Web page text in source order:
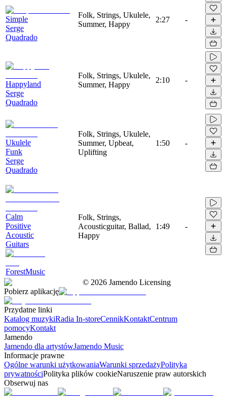
Simple
Serge
Quadrado
Folk, Strings, Ukulele,
Summer, Happy
2:27 -
Happyland
Serge
Quadrado
Folk, Strings, Ukulele,
Summer, Happy
2:10 -
Ukulele
Funk
Serge
Quadrado
Folk, Strings, Ukulele,
Summer, Upbeat,
Uplifting
1:50 -
Calm
Positive
Acoustic
Guitars
ForestMusic
Folk, Strings,
Acousticguitar, Ballad,
Happy
1:49 -
© 2026 Jamendo Licensing
Pobierz aplikację
Przydatne linki
Katalog muzykiRadia In-storeCennikKontaktCentrum
pomocyKontakt
Jamendo
Jamendo dla artystówJamendo Music
Informacje prawne
Ogólne warunki użytkowaniaWarunki sprzedażyPolityka
prywatnościPolityka plików cookieNaruszenie praw autorskich
Obserwuj nas